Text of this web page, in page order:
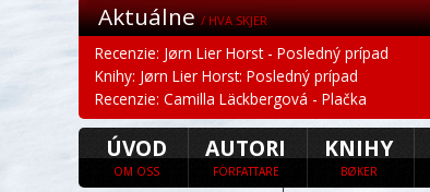
Aktuálne/ HVA SKJER
Recenzie: Jørn Lier Horst - Posledný prípad
Knihy: Jørn Lier Horst: Posledný prípad
Recenzie: Camilla Läckbergová - Plačka
ÚVOD
OM OSS
AUTORI
FÖRFATTARE
KNIHY
BØKER